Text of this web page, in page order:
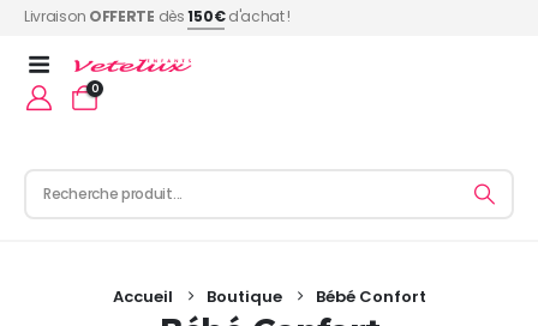
Livraison OFFERTE dès150€d'achat !
0
Accueil Boutique Bébé Confort